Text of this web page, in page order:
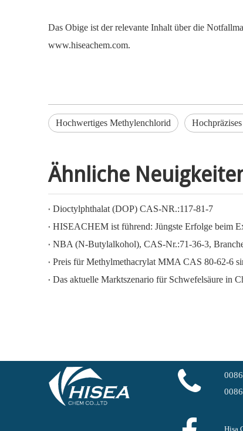
Das Obige ist der relevante Inhalt über die
www.hiseachem.com.
Hochwertiges Methylenchlorid
Ähnliche
Dioctylphthalat (DOP) CAS-NR.:117-81-7
NBA (N-Butylalkohol), CAS-Nr.:71-36-3,
Preis für Methylmethacrylat MMA CAS 80-62-6
Das aktuelle Marktszenario für Schwefelsäure in
Hisa